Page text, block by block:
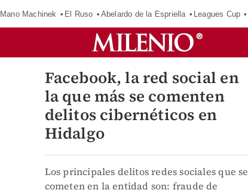
Mano Machinek El Ruso Abelardo de la Espriella Leagues Cup
Facebook, la red social en
la que más se comenten
delitos cibernéticos en
Hidalgo
Los principales delitos redes sociales que se
cometen en la entidad son: fraude de